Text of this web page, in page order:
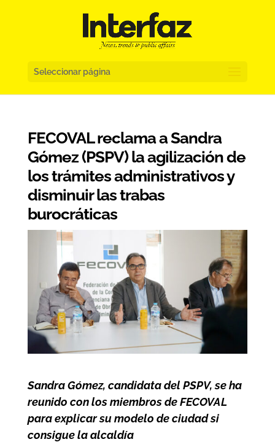
Seleccionar página
FECOVAL reclama a Sandra
Gómez (PSPV) la agilización de
los trámites administrativos y
disminuir las trabas
burocráticas
Sandra Gómez, candidata del PSPV, se ha
reunido con los miembros de FECOVAL
para explicar su modelo de ciudad si
consigue la alcaldía